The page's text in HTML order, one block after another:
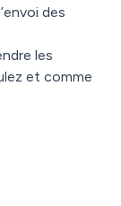
des
les
et comme